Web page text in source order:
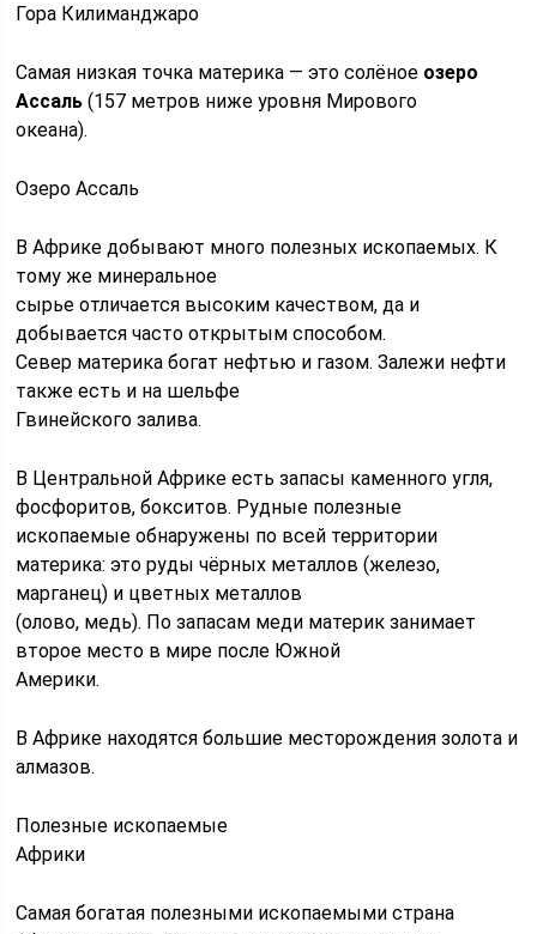
Гора Килиманджаро
Самая низкая точка материка — это солёное озеро
Ассаль (157 метров ниже уровня Мирового
океана).
Озеро Ассаль
В Африке добывают много полезных ископаемых. К
тому же минеральное
сырье отличается высоким качеством, да и
добывается часто открытым способом.
Север материка богат нефтью и газом. Залежи нефти
также есть и на шельфе
Гвинейского залива.
В Центральной Африке есть запасы каменного угля,
фосфоритов, бокситов. Рудные полезные
ископаемые обнаружены по всей территории
материка: это руды чёрных металлов (железо,
марганец) и цветных металлов
(олово, медь). По запасам меди материк занимает
второе место в мире после Южной
Америки.
В Африке находятся большие месторождения золота и
алмазов.
Полезные ископаемые
Африки
Самая богатая полезными ископаемыми страна